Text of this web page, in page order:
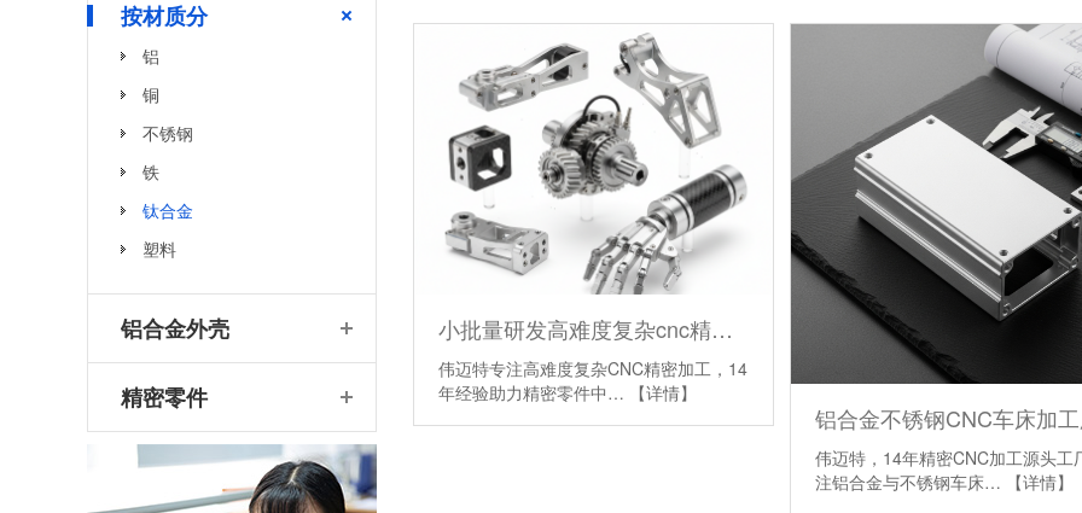
小批量研发高难度复杂cnc精密技术加工厂
伟迈特专注高难度复杂CNC精密加工，14
年经验助力精密零件中…
【详情】
铝合金不锈钢CNC车床加
伟迈特，14年精密CNC加工源头工
注铝合金与不锈钢车床…
【详情】
按材质分
铝
铜
不锈钢
铁
钛合金
塑料
铝合金外壳
精密零件